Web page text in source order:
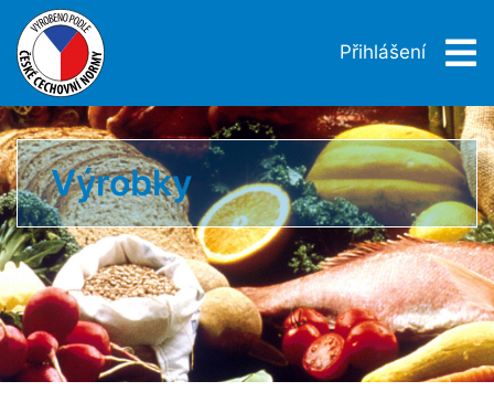
Přihlášení
Výrobky